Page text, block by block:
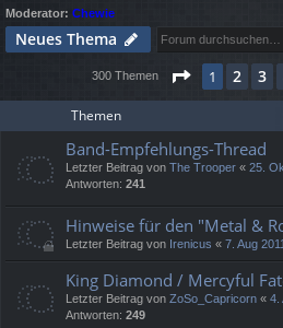
ug
rif
Moderator: Chewie
Neues Thema
300 Themen Seite 1 von
1 2 3
Themen
Band-Empfehlungs-Thread
Letzter Beitrag von The Trooper « 25.
Antworten: 241
Hinweise für den "Metal &
Letzter Beitrag von Irenicus « 7. Aug
King Diamond / Mercyful
Letzter Beitrag von ZoSo_Capricorn « 4.
Antworten: 249